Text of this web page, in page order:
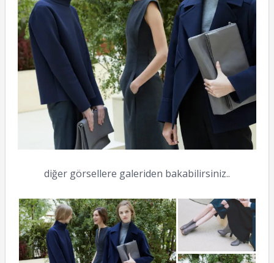
diğer görsellere galeriden bakabilirsiniz..